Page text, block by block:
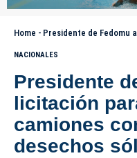
Home - Presidente de Fedomu apoya
NACIONALES
Presidente
licitación
camiones
desechos